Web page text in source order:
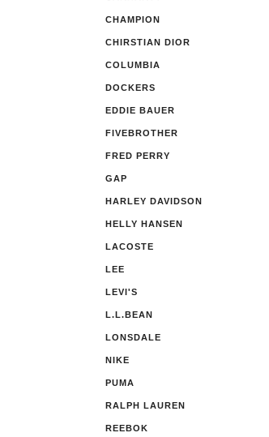
CHAMPION
CHIRSTIAN DIOR
COLUMBIA
DOCKERS
EDDIE BAUER
FIVEBROTHER
FRED PERRY
GAP
HARLEY DAVIDSON
HELLY HANSEN
LACOSTE
LEE
LEVI'S
L.L.BEAN
LONSDALE
NIKE
PUMA
RALPH LAUREN
REEBOK